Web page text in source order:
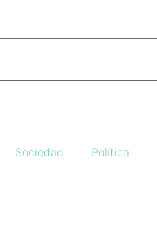
Sociedad Política